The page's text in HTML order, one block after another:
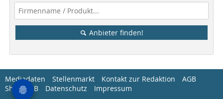
Anbieter finden!
Mediadaten Stellenmarkt Kontakt zur Redaktion
AGB
Shop-AGB
Datenschutz
Impressum